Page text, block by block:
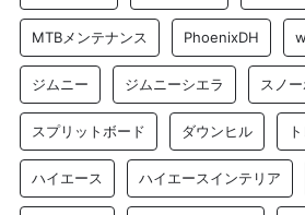
MTBメンテナンス PhoenixDH
ジムニー ジムニーシエラ スノ
スプリットボード ダウンヒル
ハイエース ハイエースインテリア